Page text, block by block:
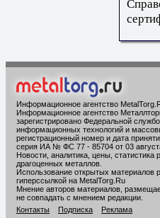
Информационное агентство
Информационное агентство
зарегистрировано Федеральной
информационных технологий и
регистрационный номер и дата
серия ИА № ФС 77 - 85704 от 03
Новости, аналитика, цены,
драгоценных металлов.
Использование открытых материалов
гиперссылкой на MetalTorg.Ru
Мнение авторов материалов,
не совпадать с мнением редакции.
Контакты
Подписка Реклама